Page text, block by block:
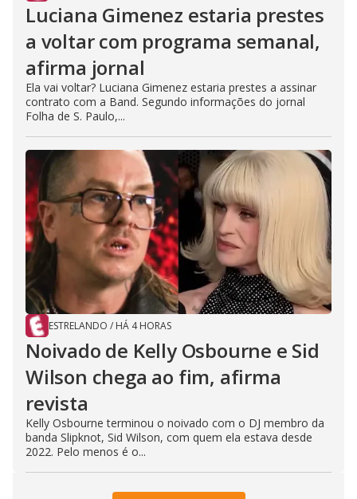
Luciana Gimenez estaria prestes
a voltar com programa semanal,
afirma jornal
Ela vai voltar? Luciana Gimenez estaria prestes a assinar
contrato com a Band. Segundo informações do jornal
Folha de S. Paulo,...
ESTRELANDO / HÁ 4 HORAS
Noivado de Kelly Osbourne e Sid
Wilson chega ao fim, afirma
revista
Kelly Osbourne terminou o noivado com o DJ membro da
banda Slipknot, Sid Wilson, com quem ela estava desde
2022. Pelo menos é o...